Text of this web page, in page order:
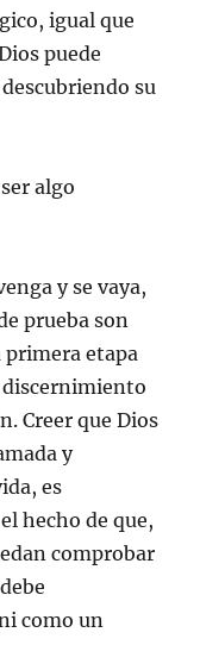
igual que
puede
su
algo
y se vaya,
prueba son
primera etapa
discernimiento
Creer que Dios
y
es
hecho de que,
comprobar
como un